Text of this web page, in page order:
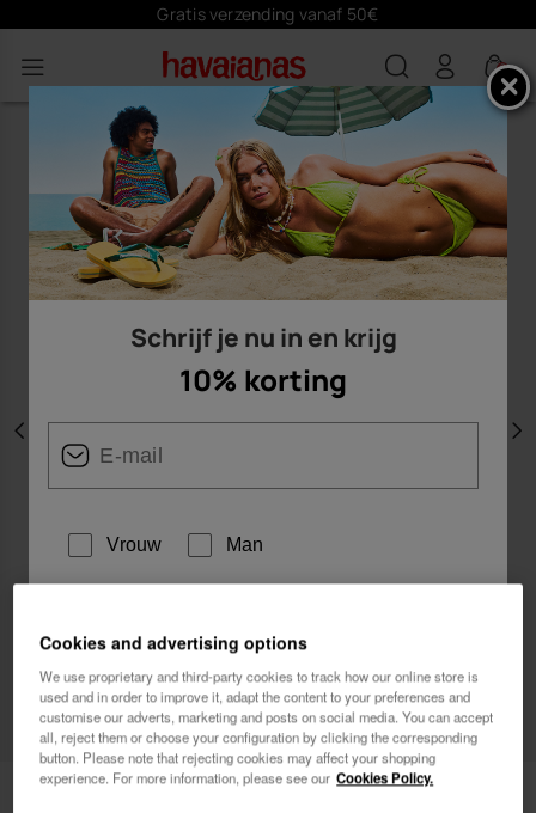
Gratis verzending vanaf 50€
0
Vorige
Havaianas Bikinibroekje Thong Brasil
Schrijf je nu in en krijg
10% korting
Vrouw Man
reclamemededelingen ontvangen. Ik heb het
Privacybeleid gelezen en ga hiermee akkoord.
ik wil 10% korting
Cookies and advertising options
We use proprietary and third-party cookies to track how our online store is
used and in order to improve it, adapt the content to your preferences and
customise our adverts, marketing and posts on social media. You can accept
all, reject them or choose your configuration by clicking the corresponding
button. Please note that rejecting cookies may affect your shopping
experience. For more information, please see our Cookies Policy.